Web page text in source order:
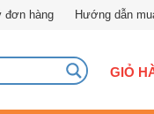
đơn hàng Hướng dẫn
GIỎ